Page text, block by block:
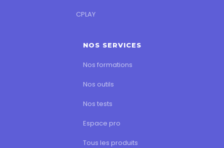
CPLAY
NOS SERVICES
Nos formations
Nos outils
Nos tests
Espace pro
Tous les produits